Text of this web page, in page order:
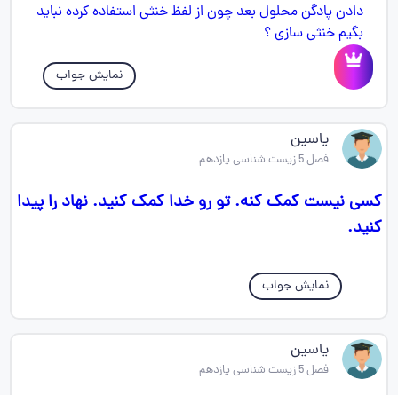
نمایش جواب
یاسین
فصل 5 زیست شناسی یازدهم
کسی نیست کمک کنه. تو رو خدا کمک کنید. نهاد را پیدا
کنید.
نمایش جواب
یاسین
فصل 5 زیست شناسی یازدهم